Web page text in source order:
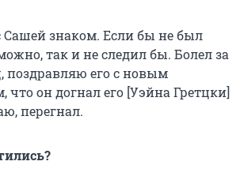
Сашей знаком. Если бы не был
так и не следил бы. Болел за
поздравляю его с новым
что он догнал его [Уэйна Гретцки]
перегнал.